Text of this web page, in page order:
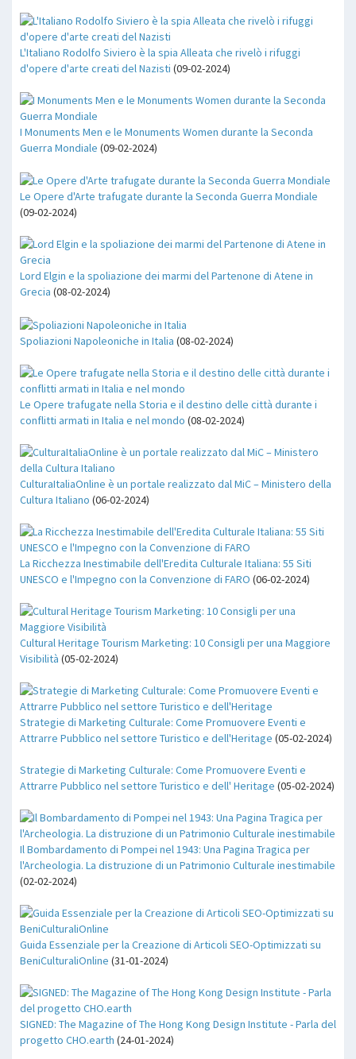
L'Italiano Rodolfo Siviero è la spia Alleata che rivelò i rifuggi
d'opere d'arte creati del Nazisti (09-02-2024)
I Monuments Men e le Monuments Women durante la Seconda
Guerra Mondiale (09-02-2024)
Le Opere d'Arte trafugate durante la Seconda Guerra Mondiale
(09-02-2024)
Lord Elgin e la spoliazione dei marmi del Partenone di Atene in
Grecia (08-02-2024)
Spoliazioni Napoleoniche in Italia (08-02-2024)
Le Opere trafugate nella Storia e il destino delle città durante i
conflitti armati in Italia e nel mondo (08-02-2024)
CulturaItaliaOnline è un portale realizzato dal MiC – Ministero della
Cultura Italiano (06-02-2024)
La Ricchezza Inestimabile dell'Eredita Culturale Italiana: 55 Siti
UNESCO e l'Impegno con la Convenzione di FARO (06-02-2024)
Cultural Heritage Tourism Marketing: 10 Consigli per una Maggiore
Visibilità (05-02-2024)
Strategie di Marketing Culturale: Come Promuovere Eventi e
Attrarre Pubblico nel settore Turistico e dell'Heritage (05-02-2024)
Strategie di Marketing Culturale: Come Promuovere Eventi e
Attrarre Pubblico nel settore Turistico e dell' Heritage (05-02-2024)
Il Bombardamento di Pompei nel 1943: Una Pagina Tragica per
l'Archeologia. La distruzione di un Patrimonio Culturale inestimabile
(02-02-2024)
Guida Essenziale per la Creazione di Articoli SEO-Optimizzati su
BeniCulturaliOnline (31-01-2024)
SIGNED: The Magazine of The Hong Kong Design Institute - Parla del
progetto CHO.earth (24-01-2024)